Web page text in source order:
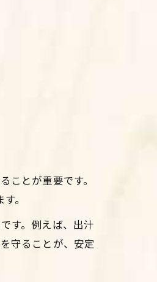
とが重要です。
。
す。例えば、出汁
守ることが、安定